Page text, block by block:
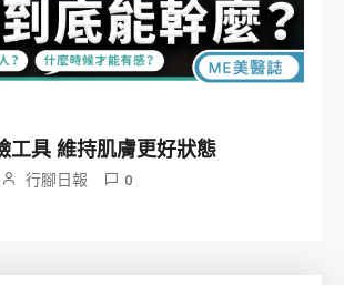
工具 維持肌膚更好狀態
行腳日報 0